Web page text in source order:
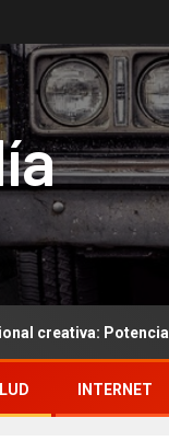
Potenciar la
INTERNET